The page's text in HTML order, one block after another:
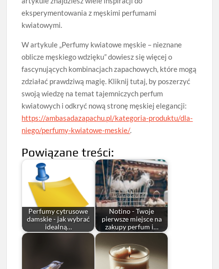
eksperymentowania z męskimi perfumami
kwiatowymi.
W artykule „Perfumy kwiatowe męskie – nieznane
oblicze męskiego wdzięku” dowiesz się więcej o
fascynujących kombinacjach zapachowych, które mogą
zdziałać prawdziwą magię. Kliknij tutaj, by poszerzyć
swoją wiedzę na temat tajemniczych perfum
kwiatowych i odkryć nową stronę męskiej elegancji:
https://ambasadazapachu.pl/kategoria-produktu/dla-
niego/perfumy-kwiatowe-meskie/.
Powiązane treści:
Perfumy cytrusowe
damskie - jak wybrać
idealną…
Notino - Twoje
pierwsze miejsce na
zakupy perfum i…